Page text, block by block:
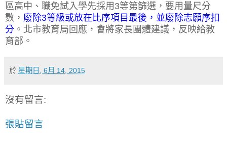
區高中、職免試入學先採用3等第篩選，要用量尺分
數， 廢除3等級或放在比序項目最後，並廢除志願序扣
分 。北市教育局回應，會將家長團體建議，反映給教
育部。
於 星期日, 6月 14, 2015
沒有留言:
張貼留言